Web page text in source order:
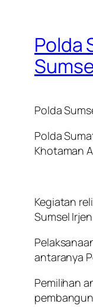
Polda
Polda
Polda
Khotaman
Kegiatan
Sumsel
antaranya
Pemilihan